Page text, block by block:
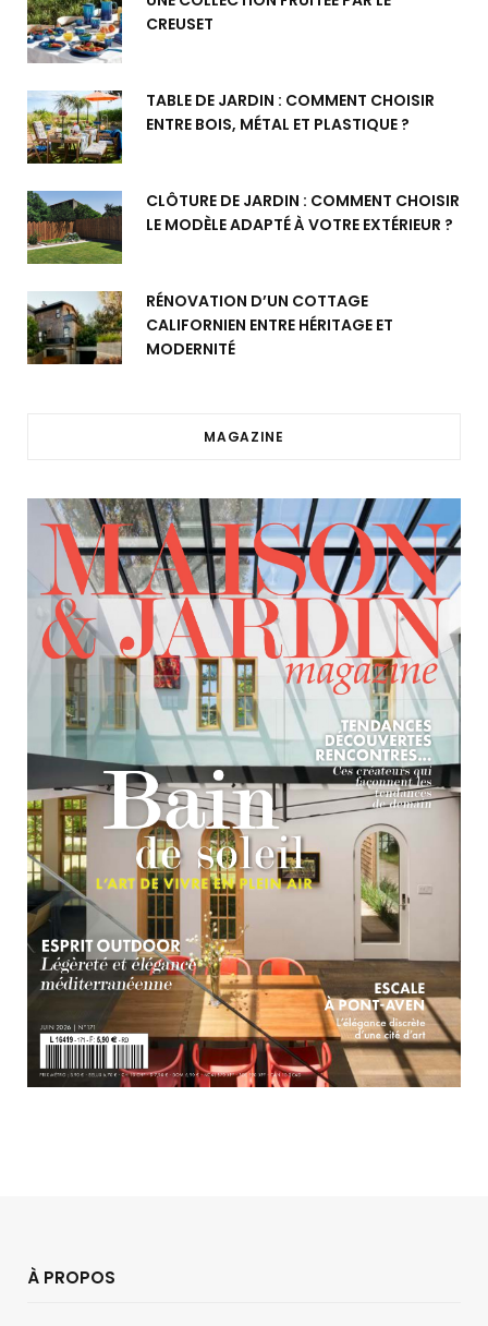
CREUSET
TABLE DE JARDIN : COMMENT CHOISIR
ENTRE BOIS, MÉTAL ET PLASTIQUE ?
CLÔTURE DE JARDIN : COMMENT CHOISIR
LE MODÈLE ADAPTÉ À VOTRE EXTÉRIEUR ?
RÉNOVATION D’UN COTTAGE
CALIFORNIEN ENTRE HÉRITAGE ET
MODERNITÉ
MAGAZINE
À PROPOS